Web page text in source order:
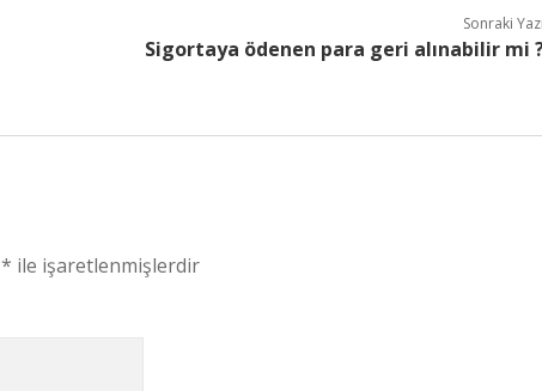
Sonraki Yazı
Sigortaya ödenen para geri alınabilir mi
* ile işaretlenmişlerdir